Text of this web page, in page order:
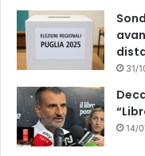
31/
14/